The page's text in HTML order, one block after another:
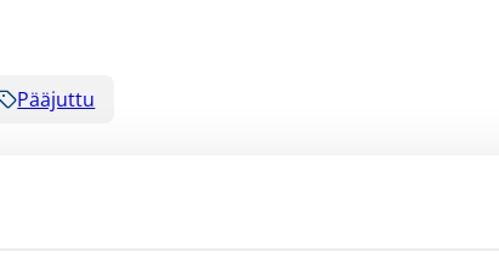
Pääjuttu